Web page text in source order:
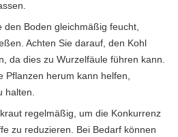
den Boden gleichmäßig feucht,
Achten Sie darauf, den Kohl
da dies zu Wurzelfäule führen kann.
Pflanzen herum kann helfen,
halten.
regelmäßig, um die Konkurrenz
zu reduzieren. Bei Bedarf können